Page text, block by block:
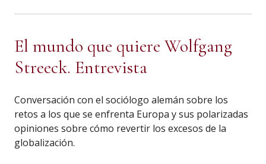
El mundo que quiere Wolfgang
Streeck. Entrevista
Conversación con el sociólogo alemán sobre los
retos a los que se enfrenta Europa y sus polarizadas
opiniones sobre cómo revertir los excesos de la
globalización.